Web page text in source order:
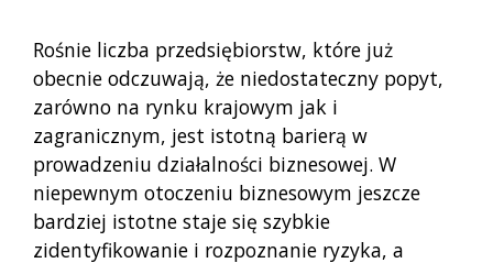
Rośnie liczba przedsiębiorstw, które już
obecnie odczuwają, że niedostateczny popyt,
zarówno na rynku krajowym jak i
zagranicznym, jest istotną barierą w
prowadzeniu działalności biznesowej. W
niepewnym otoczeniu biznesowym jeszcze
bardziej istotne staje się szybkie
zidentyfikowanie i rozpoznanie ryzyka, a